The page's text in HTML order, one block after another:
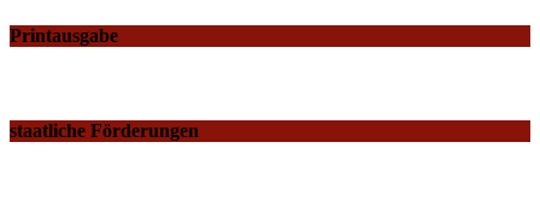
Printausgabe
staatliche Förderungen